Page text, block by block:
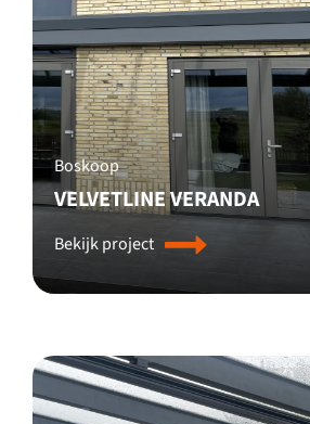
Boskoop
VELVETLINE VERANDA
Bekijk project